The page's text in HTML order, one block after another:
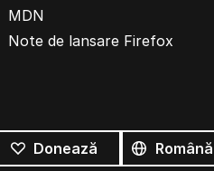
MDN
Note de lansare Firefox
Donează
limbile
Limbă